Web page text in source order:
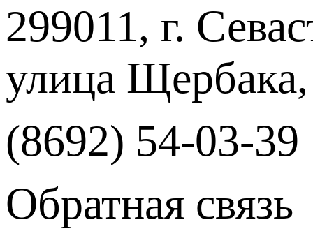
299011, г.
улица
(8692) 54-03-39
Обратная связь